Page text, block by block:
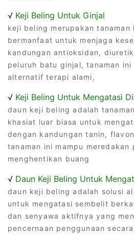
√ Keji Beling Untuk Ginjal
keji beling merupakan tanaman
bermanfaat untuk menjaga
kandungan antioksidan,
peluruh batu ginjal, tanaman
alternatif terapi alami,
√ Keji Beling Untuk Mengatasi
daun keji beling adalah
khasiat luar biasa untuk
dengan kandungan tanin,
tanaman ini mampu meredakan
menghentikan buang
√ Daun Keji Beling Untuk
daun keji beling adalah solusi
untuk mengatasi sembelit
dan senyawa aktifnya yang
pencernaan penggunaan